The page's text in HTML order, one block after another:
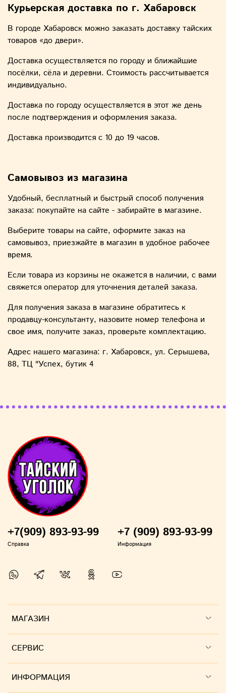
Курьерская доставка по г. Хабаровск
В городе Хабаровск можно заказать доставку тайских
товаров «до двери».
Доставка осуществляется по городу и ближайшие
посёлки, сёла и деревни. Стоимость рассчитывается
индивидуально.
Доставка по городу осуществляется в этот же день
после подтверждения и оформления заказа.
Доставка производится с 10 до 19 часов.
Самовывоз из магазина
Удобный, бесплатный и быстрый способ получения
заказа: покупайте на сайте - забирайте в магазине.
Выберите товары на сайте, оформите заказ на
самовывоз, приезжайте в магазин в удобное рабочее
время.
Если товара из корзины не окажется в наличии, с вами
свяжется оператор для уточнения деталей заказа.
Для получения заказа в магазине обратитесь к
продавцу-консультанту, назовите номер телефона и
свое имя, получите заказ, проверьте комплектацию.
Адрес нашего магазина: г. Хабаровск, ул. Серышева,
88, ТЦ "Успех, бутик 4
МАГАЗИН
СЕРВИС
ИНФОРМАЦИЯ
+7(909) 893-93-99
Справка
+7 (909) 893-93-99
Информация